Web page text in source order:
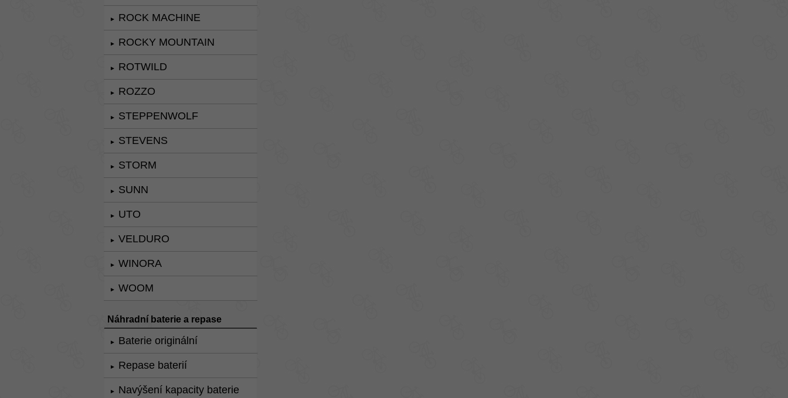
► ROCK MACHINE
► ROCKY MOUNTAIN
► ROTWILD
► ROZZO
► STEPPENWOLF
► STEVENS
► STORM
► SUNN
► UTO
► VELDURO
► WINORA
► WOOM
Náhradní baterie a repase
► Baterie originální
► Repase baterií
► Navýšení kapacity baterie